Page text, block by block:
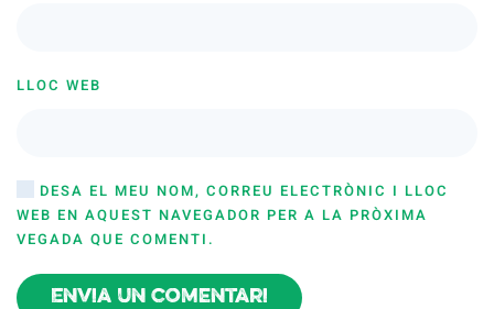
LLOC WEB
DESA EL MEU NOM, CORREU ELECTRÒNIC I LLOC
WEB EN AQUEST NAVEGADOR PER A LA PRÒXIMA
VEGADA QUE COMENTI.
Envia un comentari